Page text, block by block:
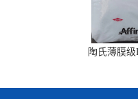
陶氏薄膜级